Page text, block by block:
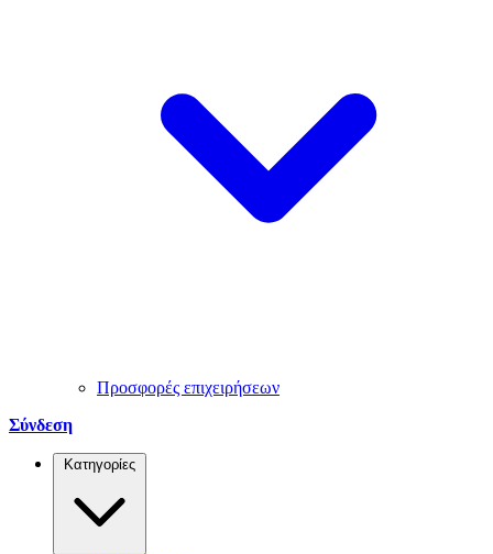
Προσφορές επιχειρήσεων
Σύνδεση
Κατηγορίες